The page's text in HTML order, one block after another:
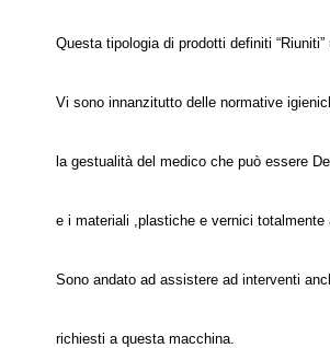
Questa tipologia di prodotti definiti
Vi sono innanzitutto delle normative
la gestualità del medico che può essere
e i materiali ,plastiche e vernici totalmente
Sono andato ad assistere ad interventi
richiesti a questa macchina.